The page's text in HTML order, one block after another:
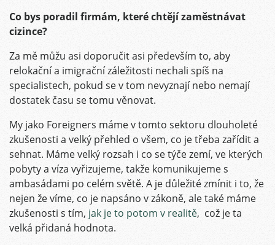
Co bys poradil firmám, které chtějí zaměstnávat
cizince?
Za mě můžu asi doporučit asi především to, aby
relokační a imigrační záležitosti nechali spíš na
specialistech, pokud se v tom nevyznají nebo nemají
dostatek času se tomu věnovat.
My jako Foreigners máme v tomto sektoru dlouholeté
zkušenosti a velký přehled o všem, co je třeba zařídit a
sehnat. Máme velký rozsah i co se týče zemí, ve kterých
pobyty a víza vyřizujeme, takže komunikujeme s
ambasádami po celém světě. A je důležité zmínit i to, že
nejen že víme, co je napsáno v zákoně, ale také máme
zkušenosti s tím, jak je to potom v realitě, což je ta
velká přidaná hodnota.